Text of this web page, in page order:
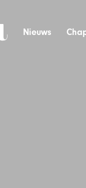
Nieuws